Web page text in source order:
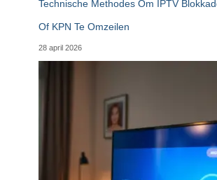
Technische Methodes Om IPTV
Of KPN Te Omzeilen
28 april 2026